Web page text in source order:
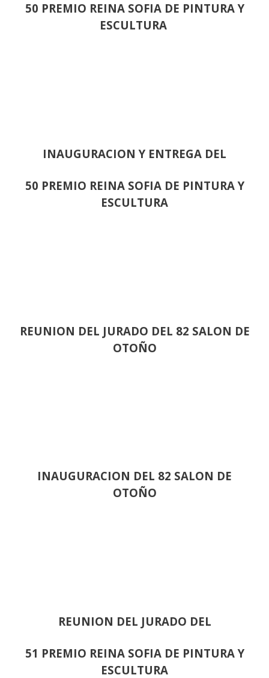
50 PREMIO REINA SOFIA DE PINTURA Y
ESCULTURA
INAUGURACION Y ENTREGA DEL
50 PREMIO REINA SOFIA DE PINTURA Y
ESCULTURA
REUNION DEL JURADO DEL 82 SALON DE
OTOÑO
INAUGURACION DEL 82 SALON DE
OTOÑO
REUNION DEL JURADO DEL
51 PREMIO REINA SOFIA DE PINTURA Y
ESCULTURA